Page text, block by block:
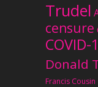
Trudel
censure
COVID-
Donald
Francis Cousin